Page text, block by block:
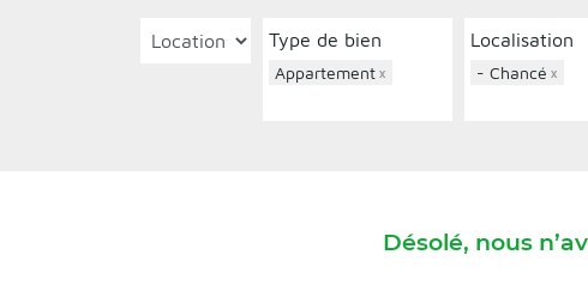
Type de bien
×
Appartement
Localisation
×
- Chancé
Désolé, nous